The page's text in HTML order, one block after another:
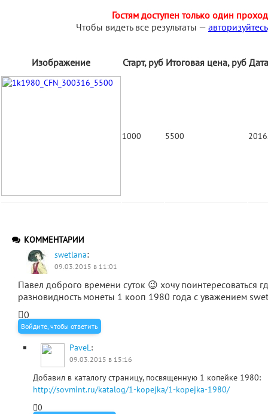
Гостям доступен только один
Чтобы видеть все результаты — авторизуйтесь
Изображение Старт, руб Итоговая цена, руб
1000 5500
КОММЕНТАРИИ
swetlana:
09.03.2015 в 11:01
Павел доброго времени суток 😉 хочу поинтересоваться
разновидность монеты 1 кооп 1980 года с уважением
0
Войдите, чтобы ответить
PaveL:
09.03.2015 в 15:16
Добавил в каталогу страницу, посвященную 1 копейке 1980:
http://sovmint.ru/katalog/1-kopejka/1-kopejka-1980/
0